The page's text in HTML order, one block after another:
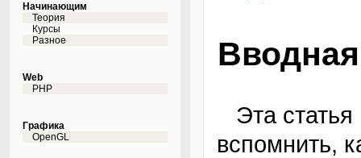
Начинающим
Теория
Курсы
Разное
Web
PHP
Графика
OpenGL
Вводная
Эта статья возникла после очередной попытки
вспомнить,